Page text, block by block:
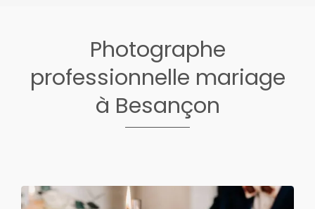
Photographe
professionnelle mariage
à Besançon